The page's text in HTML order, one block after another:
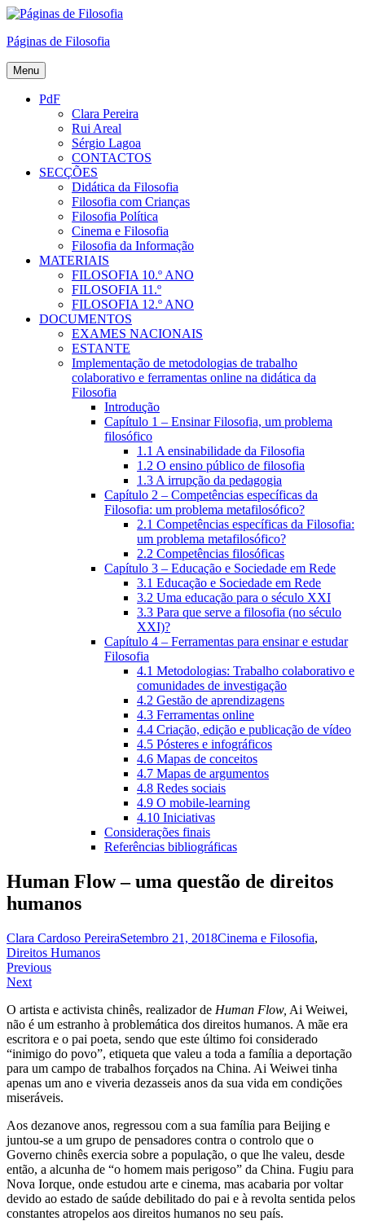
Skip
content
Páginas de Filosofia
Menu
PdF
Clara Pereira
Rui Areal
Sérgio Lagoa
CONTACTOS
SECÇÕES
Didática da Filosofia
Filosofia com Crianças
Filosofia Política
Cinema e Filosofia
Filosofia da Informação
MATERIAIS
FILOSOFIA 10.º ANO
FILOSOFIA 11.º
FILOSOFIA 12.º ANO
DOCUMENTOS
EXAMES NACIONAIS
ESTANTE
Implementação de metodologias de trabalho
colaborativo e ferramentas online na didática da
Filosofia
Introdução
Capítulo 1 – Ensinar Filosofia, um problema
filosófico
1.1 A ensinabilidade da Filosofia
1.2 O ensino público de filosofia
1.3 A irrupção da pedagogia
Capítulo 2 – Competências específicas da
Filosofia: um problema metafilosófico?
2.1 Competências específicas da Filosofia:
um problema metafilosófico?
2.2 Competências filosóficas
Capítulo 3 – Educação e Sociedade em Rede
3.1 Educação e Sociedade em Rede
3.2 Uma educação para o século XXI
3.3 Para que serve a filosofia (no século
XXI)?
Capítulo 4 – Ferramentas para ensinar e estudar
Filosofia
4.1 Metodologias: Trabalho colaborativo e
comunidades de investigação
4.2 Gestão de aprendizagens
4.3 Ferramentas online
4.4 Criação, edição e publicação de vídeo
4.5 Pósteres e infográficos
4.6 Mapas de conceitos
4.7 Mapas de argumentos
4.8 Redes sociais
4.9 O mobile-learning
4.10 Iniciativas
Considerações finais
Referências bibliográficas
Human Flow – uma questão de direitos
humanos
Clara Cardoso PereiraSetembro 21, 2018Cinema e Filosofia,
Direitos Humanos
Navegação
de
artigos
Previous
Next
O artista e activista chinês, realizador de Human Flow, Ai Weiwei,
não é um estranho à problemática dos direitos humanos. A mãe era
escritora e o pai poeta, sendo que este último foi considerado
“inimigo do povo”, etiqueta que valeu a toda a família a deportação
para um campo de trabalhos forçados na China. Ai Weiwei tinha
apenas um ano e viveria dezasseis anos da sua vida em condições
miseráveis.
Aos dezanove anos, regressou com a sua família para Beijing e
juntou-se a um grupo de pensadores contra o controlo que o
Governo chinês exercia sobre a população, o que lhe valeu, desde
então, a alcunha de “o homem mais perigoso” da China. Fugiu para
Nova Iorque, onde estudou arte e cinema, mas acabaria por voltar
devido ao estado de saúde debilitado do pai e à revolta sentida pelos
constantes atropelos aos direitos humanos no seu país.